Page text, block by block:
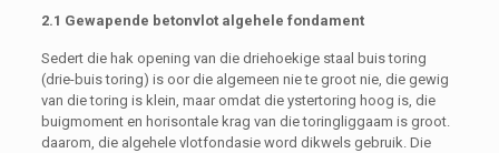
2.1 Gewapende betonvlot algehele fondament
Sedert die hak opening van die driehoekige staal buis toring
(drie-buis toring) is oor die algemeen nie te groot nie, die gewig
van die toring is klein, maar omdat die ystertoring hoog is, die
buigmoment en horisontale krag van die toringliggaam is groot.
daarom, die algehele vlotfondasie word dikwels gebruik. Die